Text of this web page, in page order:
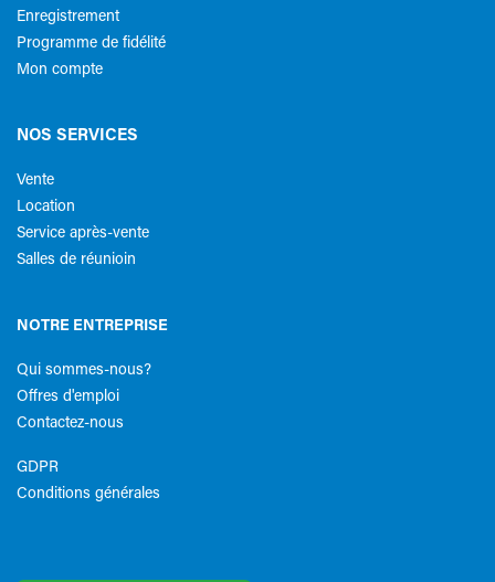
Enregistrement
Programme de fidélité
Mon compte
NOS SERVICES
Vente
Location
Service après-vente
Salles de réunioin
NOTRE ENTREPRISE
Qui sommes-nous?
Offres d'emploi
Contactez-nous
GDPR
Conditions générales